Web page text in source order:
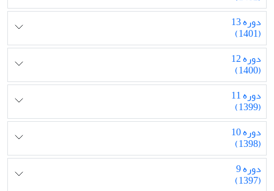
دوره 13
(1401)
دوره 12
(1400)
دوره 11
(1399)
دوره 10
(1398)
دوره 9
(1397)